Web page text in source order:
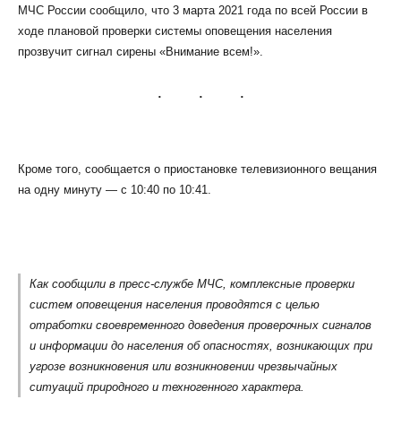
Карьера
МЧС России сообщило, что 3 марта 2021 года по всей России в
ходе плановой проверки системы оповещения населения
прозвучит сигнал сирены «Внимание всем!».
Кроме того, сообщается о приостановке телевизионного вещания
на одну минуту — с 10:40 по 10:41.
Как сообщили в пресс-службе МЧС, комплексные проверки
систем оповещения населения проводятся с целью
отработки своевременного доведения проверочных сигналов
и информации до населения об опасностях, возникающих при
угрозе возникновения или возникновении чрезвычайных
ситуаций природного и техногенного характера.